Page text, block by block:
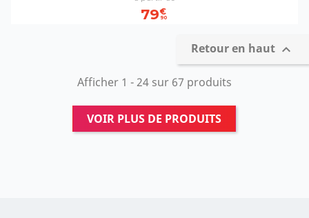
79€
90
Retour en haut 
Afficher 1 - 24 sur 67 produits
VOIR PLUS DE PRODUITS